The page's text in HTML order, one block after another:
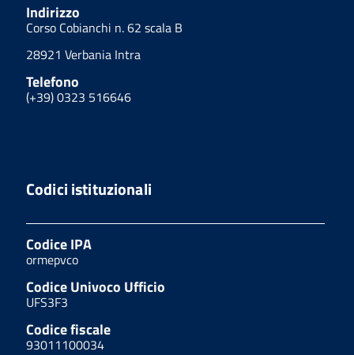
Indirizzo
Corso Cobianchi n. 62 scala B
28921 Verbania Intra
Telefono
(+39) 0323 516646
Codici istituzionali
Codice IPA
ormepvco
Codice Univoco Ufficio
UFS3F3
Codice fiscale
93011100034